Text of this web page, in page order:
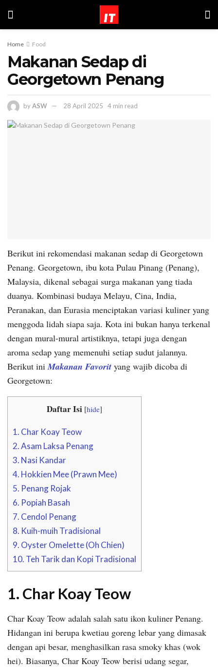
Home Food
Makanan Sedap di
Georgetown Penang
byASW 28 April 2025 4 min read
Berikut ini rekomendasi makanan sedap di Georgetown
Penang. Georgetown, ibu kota Pulau Pinang (Penang),
Malaysia, dikenal sebagai surga makanan yang tiada
duanya. Kombinasi budaya Melayu, Cina, India,
Peranakan, dan Eurasia menciptakan variasi kuliner yang
menggoda lidah siapa saja. Kota ini bukan hanya terkenal
dengan mural-mural artistiknya, tetapi juga dengan
aroma sedap yang memenuhi setiap sudut jalannya.
Berikut iniMakanan Favorit yang wajib dicoba di
Georgetown:
Daftar Isi [hide]
1. Char Koay Teow
2. Asam Laksa Penang
3. Nasi Kandar
4. Hokkien Mee (Prawn Mee)
5. Penang Rojak
6. Popiah Basah
7. Cendol Penang
8. Kuih-muih Tradisional
9. Oyster Omelette (Oh Chien)
10. Teh Tarik dan Kopi Tradisional
1. Char Koay Teow
Char Koay Teow adalah salah satu ikon kuliner Penang.
Hidangan ini berupa kwetiau goreng lebar yang dimasak
dengan api besar, menghasilkan rasa smoky khas (wok
hei). Biasanya, Char Koay Teow berisi udang segar,